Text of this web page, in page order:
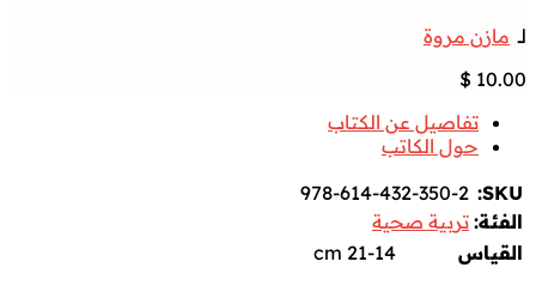
لــ مازن مروة
$ 10.00
تفاصيل عن الكتاب
حول الكاتب
SKU:
978-614-432-350-2
الفئة: تربية صحية
القياس
21-14 cm